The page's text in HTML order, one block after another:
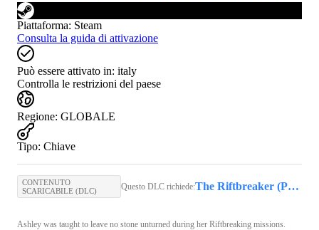
Piattaforma: Steam
Consulta la guida di attivazione
Può essere attivato in: italy
Controlla le restrizioni del paese
Regione: GLOBALE
Tipo: Chiave
CONTENUTO
SCARICABILE (DLC)
Questo DLC richiede: The Riftbreaker (PC) - Steam Key - GLOBAL
Ashley was taught to leave no stone unturned during her Riftbreaking missions.